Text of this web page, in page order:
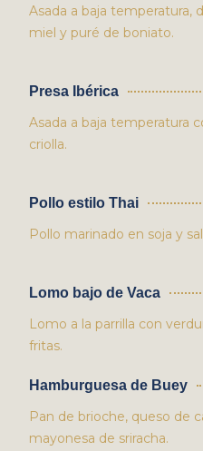
Asada a baja temperatura,
miel y puré de boniato.
Presa Ibérica
Asada a baja temperatura
criolla.
Pollo estilo Thai
Pollo marinado en soja y
Lomo bajo de Vaca
Lomo a la parrilla con
fritas.
Hamburguesa de Buey
Pan de brioche, queso de
mayonesa de sriracha.